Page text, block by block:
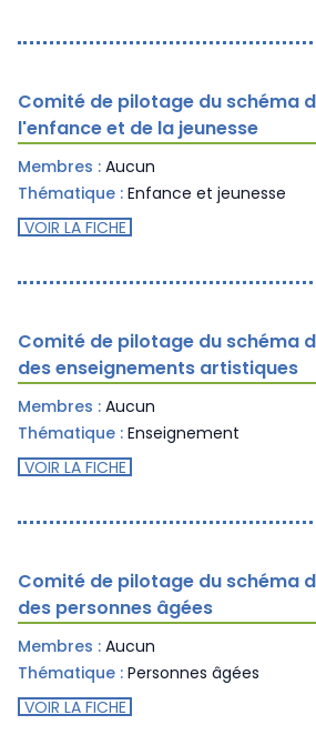
Comité de pilotage du schéma
l'enfance et de la jeunesse
Membres : Aucun
Thématique : Enfance et jeunesse
VOIR LA FICHE
Comité de pilotage du schéma
des enseignements artistiques
Membres : Aucun
Thématique : Enseignement
VOIR LA FICHE
Comité de pilotage du schéma
des personnes âgées
Membres : Aucun
Thématique : Personnes âgées
VOIR LA FICHE